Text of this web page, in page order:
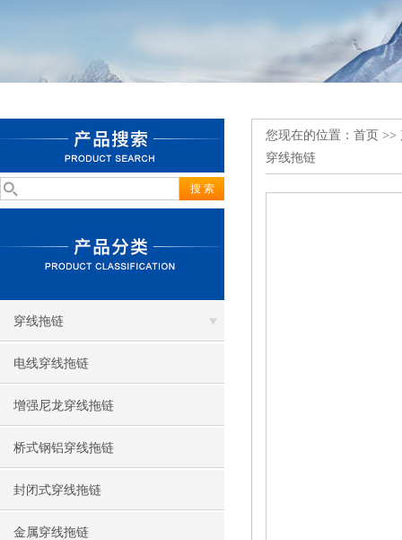
穿线拖链
电线穿线拖链
增强尼龙穿线拖链
桥式钢铝穿线拖链
封闭式穿线拖链
金属穿线拖链
您现在的位置： 首页 >>
穿线拖链